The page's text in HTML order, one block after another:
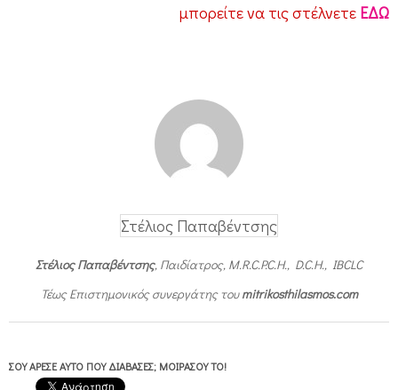
μπορείτε να τις στέλνετε ΕΔΩ
Στέλιος Παπαβέντσης
Στέλιος Παπαβέντσης, Παιδίατρος, M.R.C.P.C.H., D.C.H., IBCLC
Τέως Επιστημονικός συνεργάτης τουmitrikosthilasmos.com
ΣΟΥ ΆΡΕΣΕ ΑΥΤΌ ΠΟΥ ΔΙΆΒΑΣΕΣ; ΜΟΙΡΆΣΟΥ ΤΟ!